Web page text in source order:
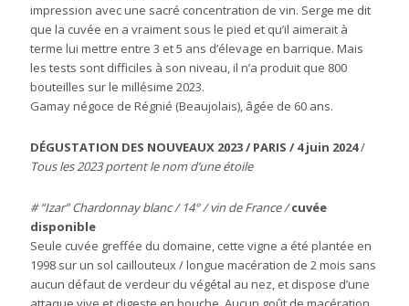
impression avec une sacré concentration de vin. Serge me dit
que la cuvée en a vraiment sous le pied et qu’il aimerait à
terme lui mettre entre 3 et 5 ans d’élevage en barrique. Mais
les tests sont difficiles à son niveau, il n’a produit que 800
bouteilles sur le millésime 2023.
Gamay négoce de Régnié (Beaujolais), âgée de 60 ans.
DÉGUSTATION DES NOUVEAUX 2023 / PARIS / 4 juin 2024/
Tous les 2023 portent le nom d’une étoile
# “Izar” Chardonnay blanc / 14° / vin de France / cuvée
disponible
Seule cuvée greffée du domaine, cette vigne a été plantée en
1998 sur un sol caillouteux / longue macération de 2 mois sans
aucun défaut de verdeur du végétal au nez, et dispose d’une